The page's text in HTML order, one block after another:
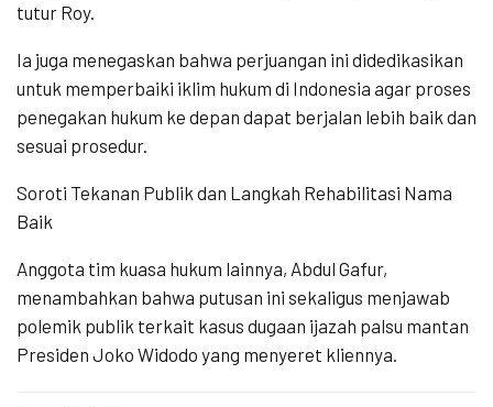
tutur Roy.
​Ia juga menegaskan bahwa perjuangan ini didedikasikan
untuk memperbaiki iklim hukum di Indonesia agar proses
penegakan hukum ke depan dapat berjalan lebih baik dan
sesuai prosedur.
​Soroti Tekanan Publik dan Langkah Rehabilitasi Nama
Baik
​Anggota tim kuasa hukum lainnya, Abdul Gafur,
menambahkan bahwa putusan ini sekaligus menjawab
polemik publik terkait kasus dugaan ijazah palsu mantan
Presiden Joko Widodo yang menyeret kliennya.